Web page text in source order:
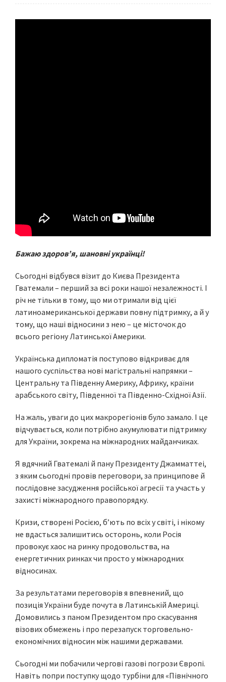
Бажаю здоровʼя, шановні українці!
Сьогодні відбувся візит до Києва Президента
Гватемали – перший за всі роки нашої незалежності. І
річ не тільки в тому, що ми отримали від цієї
латиноамериканської держави повну підтримку, а й у
тому, що наші відносини з нею – це місточок до
всього регіону Латинської Америки.
Українська дипломатія поступово відкриває для
нашого суспільства нові магістральні напрямки –
Центральну та Південну Америку, Африку, країни
арабського світу, Південної та Південно-Східної Азії.
На жаль, уваги до цих макрорегіонів було замало. І це
відчувається, коли потрібно акумулювати підтримку
для України, зокрема на міжнародних майданчиках.
Я вдячний Гватемалі й пану Президенту Джамматтеі,
з яким сьогодні провів переговори, за принципове й
послідовне засудження російської агресії та участь у
захисті міжнародного правопорядку.
Кризи, створені Росією, бʼють по всіх у світі, і нікому
не вдасться залишитись осторонь, коли Росія
провокує хаос на ринку продовольства, на
енергетичних ринках чи просто у міжнародних
відносинах.
За результатами переговорів я впевнений, що
позиція України буде почута в Латинській Америці.
Домовились з паном Президентом про скасування
візових обмежень і про перезапуск торговельно-
економічних відносин між нашими державами.
Сьогодні ми побачили чергові газові погрози Європі.
Навіть попри поступку щодо турбіни для «Північного